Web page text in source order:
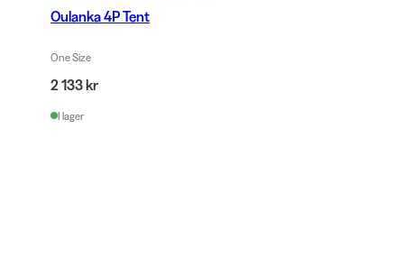
Oulanka 4P Tent
One Size
2 133 kr
I lager